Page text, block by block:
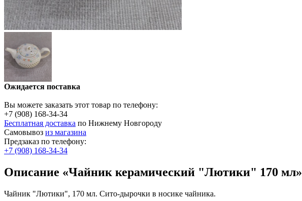
Ожидается поставка
Вы можете заказать этот товар по телефону:
+7 (908) 168-34-34
Бесплатная доставка по Нижнему Новгороду
Самовывоз из магазина
Предзаказ по телефону:
+7 (908) 168-34-34
Описание «Чайник керамический "Лютики" 170 мл»
Чайник "Лютики", 170 мл. Сито-дырочки в носике чайника.